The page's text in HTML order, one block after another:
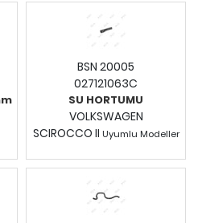
BSN 20005
027121063C
SU HORTUMU
VOLKSWAGEN
SCIROCCO II Uyumlu Modeller
Giriş Yapınız.